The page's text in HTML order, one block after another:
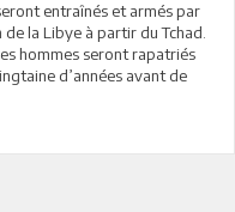
entraînés et armés par
la Libye à partir du Tchad.
hommes seront rapatriés
d’années avant de